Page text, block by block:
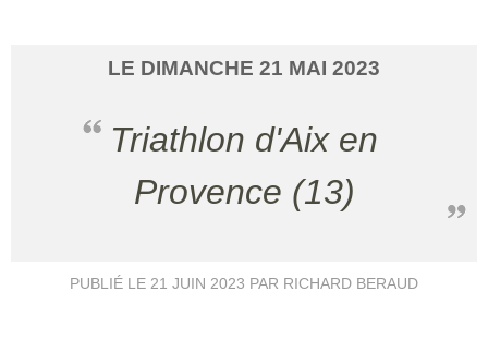
LE DIMANCHE 21 MAI 2023
Triathlon d'Aix en
Provence (13)
PUBLIÉ LE 21 JUIN 2023 PAR RICHARD BERAUD